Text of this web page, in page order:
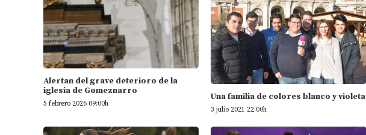
Alertan del grave deterioro de la
iglesia de Gomeznarro
5 febrero 2026 09:00h
Una familia de colores blanco y violeta
3 julio 2021 22:00h